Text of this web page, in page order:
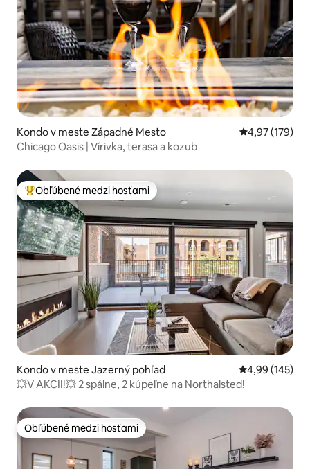
Kondo v meste Západné Mesto Priemerné
4,97 (179)
Chicago Oasis | Vírivka, terasa a kozub
Najobľúbenejšie medzi hosťami
Obľúbené medzi hosťami
Kondo v meste Jazerný pohľad Priemerné
4,99 (145)
💥V AKCII!💥 2 spálne, 2 kúpeľne na Northalsted!
Obľúbené medzi hosťami
Obľúbené medzi hosťami